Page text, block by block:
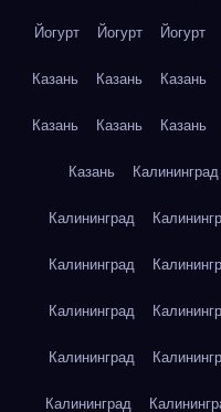
Йогурт Йогурт Йогурт
Казань Казань Казань
Казань Казань Казань
Казань Калининград
Калининград
Калининград
Калининград
Калининград
Калининград